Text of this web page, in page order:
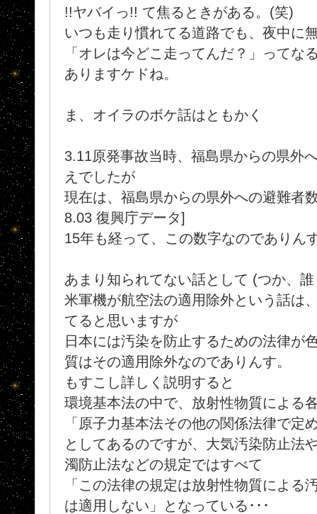
!!ヤバイっ!! て焦るときがある。(笑)
いつも走り慣れてる道路でも、夜中に
「オレは今どこ走ってんだ？」ってな
ありますケドね。
ま、オイラのボケ話はともかく
3.11原発事故当時、福島県からの県外
えでしたが
現在は、福島県からの県外への避難者
8.03 復興庁データ]
15年も経って、この数字なのでありん
あまり知られてない話として (つか、
米軍機が航空法の適用除外という話は
てると思いますが
日本には汚染を防止するための法律が
質はその適用除外なのでありんす。
もすこし詳しく説明すると
環境基本法の中で、放射性物質による
「原子力基本法その他の関係法律で定
としてあるのですが、大気汚染防止法
濁防止法などの規定ではすべて
「この法律の規定は放射性物質による
は適用しない」となっている･･･